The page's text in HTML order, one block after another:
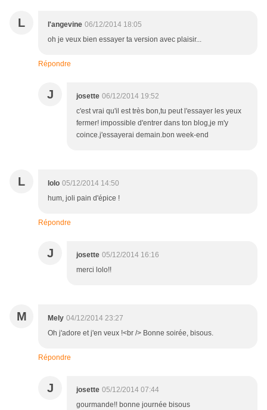
L l'angevine 06/12/2014 18:05
oh je veux bien essayer ta version avec plaisir...
Répondre
J josette 06/12/2014 19:52
c'est vrai qu'il est très bon,tu peut l'essayer les yeux
fermer! impossible d'entrer dans ton blog,je m'y
coince.j'essayerai demain.bon week-end
L lolo 05/12/2014 14:50
hum, joli pain d'épice !
Répondre
J josette 05/12/2014 16:16
merci lolo!!
M Mely 04/12/2014 23:27
Oh j'adore et j'en veux !<br /> Bonne soirée, bisous.
Répondre
J josette 05/12/2014 07:44
gourmande!! bonne journée bisous